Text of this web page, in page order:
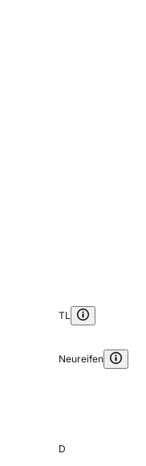
TL
Neureifen
D